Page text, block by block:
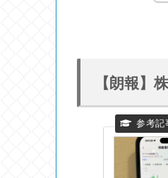
【朗報】